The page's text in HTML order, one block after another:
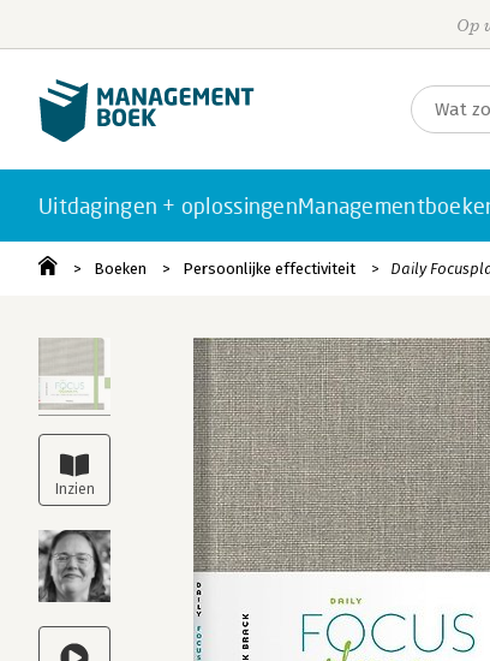
Op
Uitdagingen + oplossingen
Boeken Persoonlijke effectiviteit Daily